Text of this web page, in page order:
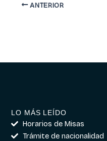
ANTERIOR
LO MÁS LEÍDO
Horarios de Misas
Trámite de nacionalidad